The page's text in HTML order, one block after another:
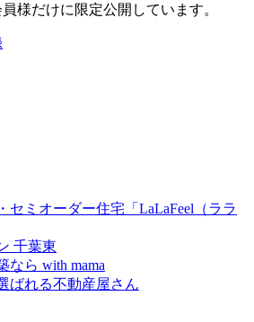
様だけに限定公開しています。